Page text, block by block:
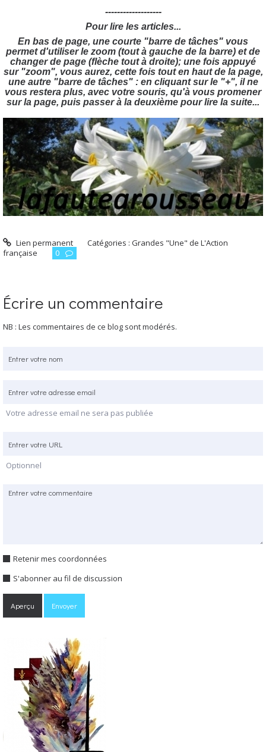
-------------------
Pour lire les articles...
En bas de page, une courte "barre de tâches" vous
permet d'utiliser le zoom (tout à gauche de la barre) et de
changer de page (flèche tout à droite); une fois appuyé
sur "zoom", vous aurez, cette fois tout en haut de la page,
une autre "barre de tâches" : en cliquant sur le "+", il ne
vous restera plus, avec votre souris, qu'à vous promener
sur la page, puis passer à la deuxième pour lire la suite...
Lien permanent Catégories :Grandes "Une" de L'Action
française
0
Écrire un commentaire
NB : Les commentaires de ce blog sont modérés.
Votre adresse email ne sera pas publiée
Optionnel
Retenir mes coordonnées
S'abonner au fil de discussion